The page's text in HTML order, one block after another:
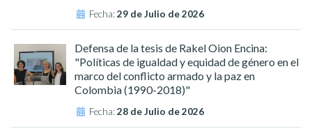
Fecha:29 de Julio de 2026
Defensa de la tesis de Rakel Oion Encina:
"Políticas de igualdad y equidad de género en el
marco del conflicto armado y la paz en
Colombia (1990-2018)"
Fecha:28 de Julio de 2026